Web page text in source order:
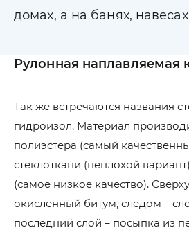
домах, а на банях,
Рулонная наплавляемая
Так же встречаются названия
гидроизол. Материал
полиэстера (самый
стеклоткани (неплохой
(самое низкое качество).
окисленный битум, следом –
последний слой – посыпка из